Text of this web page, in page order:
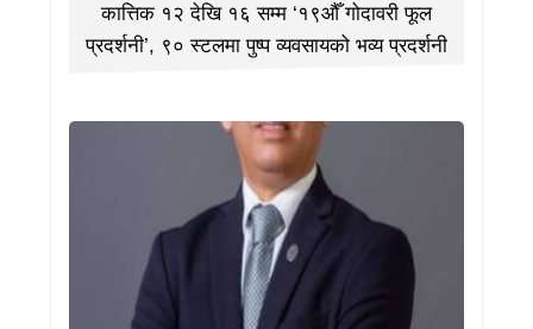
कात्तिक १२ देखि १६ सम्म ‘१९औँ गोदावरी फूल
प्रदर्शनी’, ९० स्टलमा पुष्प व्यवसायको भव्य प्रदर्शनी